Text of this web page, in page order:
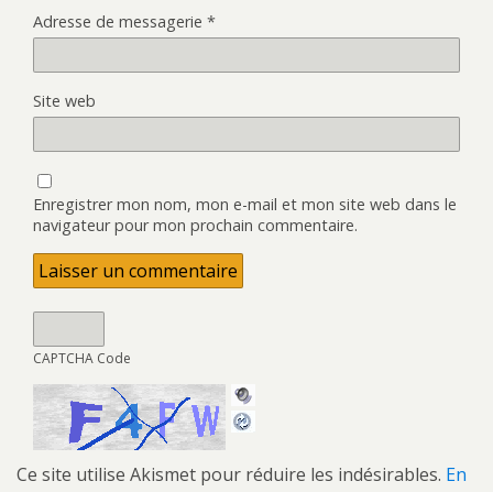
Adresse de messagerie *
Site web
Enregistrer mon nom, mon e-mail et mon site web dans le
navigateur pour mon prochain commentaire.
CAPTCHA Code
Ce site utilise Akismet pour réduire les indésirables. En